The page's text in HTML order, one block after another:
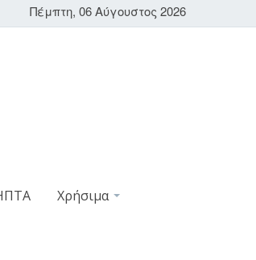
Πέμπτη, 06 Αύγουστος 2026
Χρήσιμα